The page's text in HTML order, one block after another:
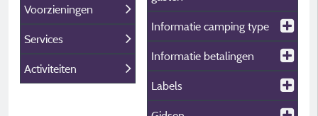
Voorzieningen
Services
Activiteiten
Informatie camping type
Informatie betalingen
Labels